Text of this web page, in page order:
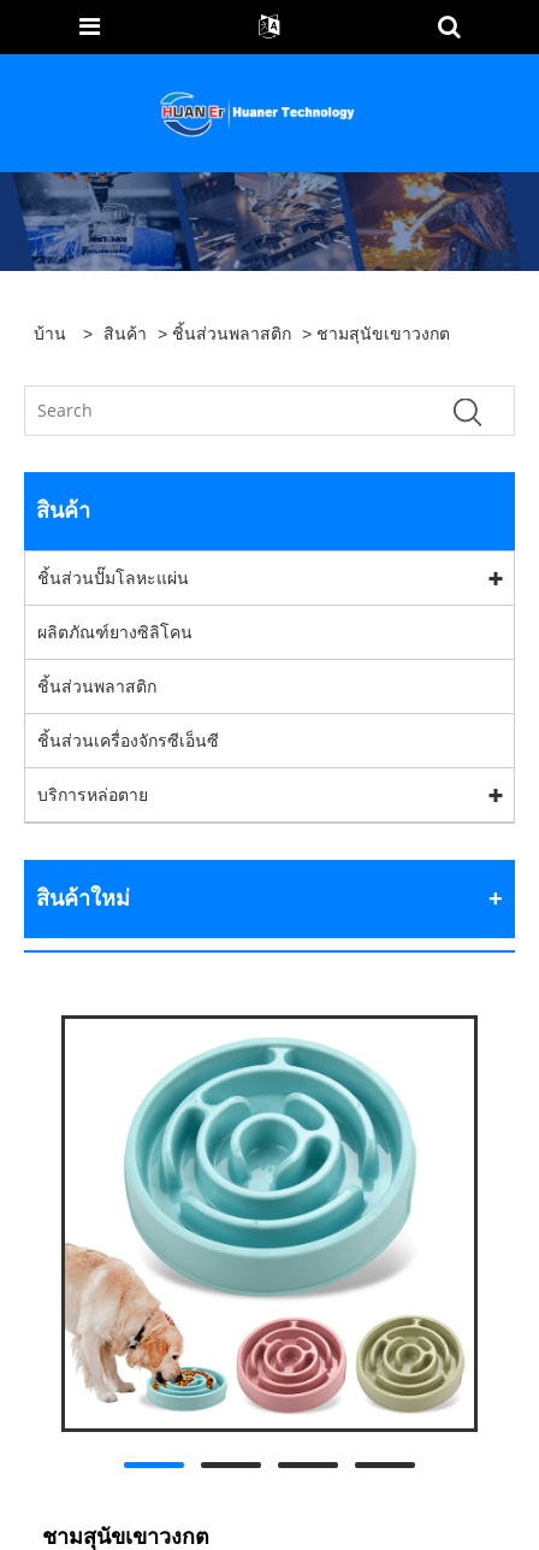
บ้าน > สินค้า > ชิ้นส่วนพลาสติก > ชามสุนัขเขาวงกต
สินค้า
ชิ้นส่วนปั๊มโลหะแผ่น
ผลิตภัณฑ์ยางซิลิโคน
ชิ้นส่วนพลาสติก
ชิ้นส่วนเครื่องจักรซีเอ็นซี
บริการหล่อตาย
สินค้าใหม่
ชามสุนัขเขาวงกต